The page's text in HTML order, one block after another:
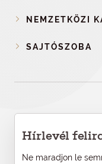
NEMZETKÖZI
SAJTÓSZOBA
Hírlevél
Ne maradjon le